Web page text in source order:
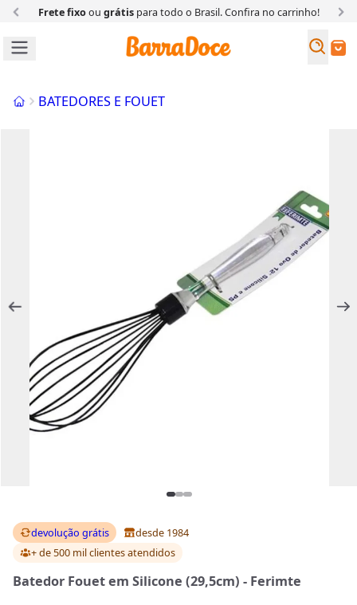
Frete fixoou grátispara todo o Brasil. Confira no carrinho!
Buscar
InícioBATEDORES E FOUET
devolução grátis
desde 1984
+ de 500 mil clientesatendidos
Batedor Fouet em Silicone (29,5cm) - Ferimte